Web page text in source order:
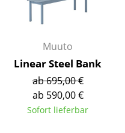
Muuto
Linear Steel Bank
ab 695,00 €
ab 590,00 €
Sofort lieferbar